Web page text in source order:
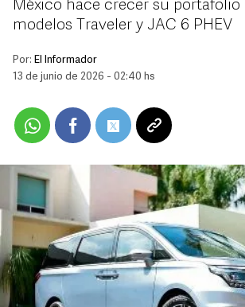
México hace crecer su portafolio
modelos Traveler y JAC 6 PHEV
Por: El Informador
13 de junio de 2026 - 02:40 hs